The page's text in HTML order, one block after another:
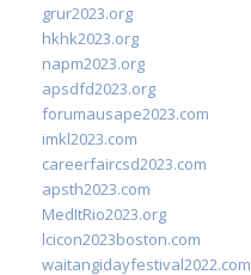
grur2023.org
hkhk2023.org
napm2023.org
apsdfd2023.org
forumausape2023.com
imkl2023.com
careerfaircsd2023.com
apsth2023.com
MedItRio2023.org
lcicon2023boston.com
waitangidayfestival2022.com